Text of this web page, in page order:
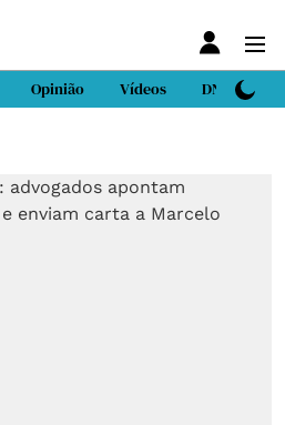
Opinião Vídeos DN Sport